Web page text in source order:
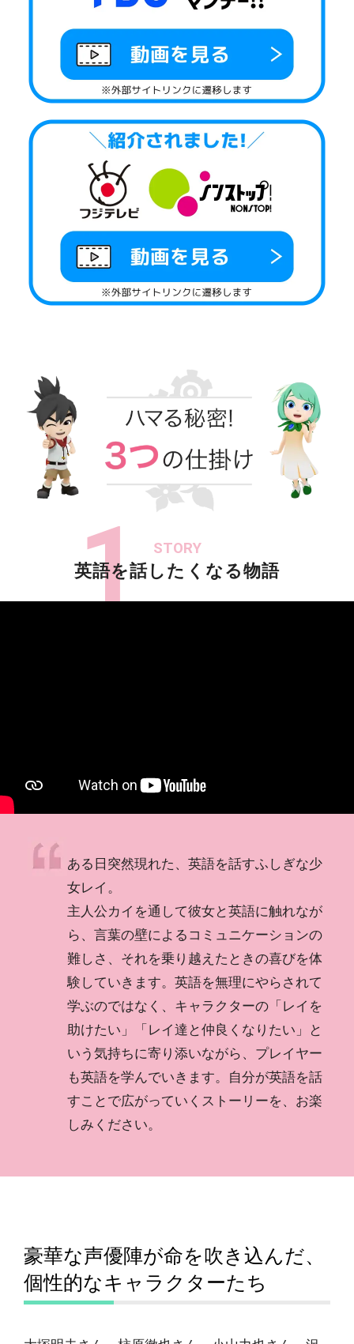
1 STORY
英語を話したくなる物語
ある日突然現れた、英語を話すふしぎな少
女レイ。
主人公カイを通して彼女と英語に触れなが
ら、言葉の壁によるコミュニケーションの
難しさ、それを乗り越えたときの喜びを体
験していきます。英語を無理にやらされて
学ぶのではなく、キャラクターの「レイを
助けたい」「レイ達と仲良くなりたい」と
いう気持ちに寄り添いながら、プレイヤー
も英語を学んでいきます。自分が英語を話
すことで広がっていくストーリーを、お楽
しみください。
豪華な声優陣が命を吹き込んだ、
個性的なキャラクターたち